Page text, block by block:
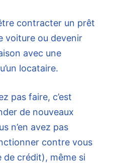
contracter un prêt
voiture ou devenir
avec une
locataire.
pas faire, c’est
de nouveaux
n’en avez pas
contre vous
crédit), même si